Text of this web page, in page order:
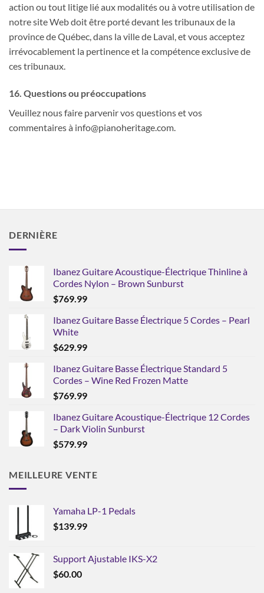
action ou tout litige lié aux modalités ou à votre utilisation de
notre site Web doit être porté devant les tribunaux de la
province de Québec, dans la ville de Laval, et vous acceptez
irrévocablement la pertinence et la compétence exclusive de
ces tribunaux.
16. Questions ou préoccupations
Veuillez nous faire parvenir vos questions et vos
commentaires à info@pianoheritage.com.
DERNIÈRE
Ibanez Guitare Acoustique-Électrique Thinline à
Cordes Nylon – Brown Sunburst
$769.99
Ibanez Guitare Basse Électrique 5 Cordes – Pearl
White
$629.99
Ibanez Guitare Basse Électrique Standard 5
Cordes – Wine Red Frozen Matte
$769.99
Ibanez Guitare Acoustique-Électrique 12 Cordes
– Dark Violin Sunburst
$579.99
MEILLEURE VENTE
Yamaha LP-1 Pedals
$139.99
Support Ajustable IKS-X2
$60.00